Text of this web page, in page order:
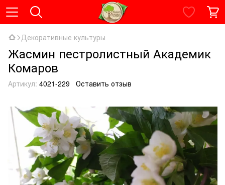
Декоративные культуры
Жасмин пестролистный Академик
Комаров
Артикул: 4021-229 Оставить отзыв